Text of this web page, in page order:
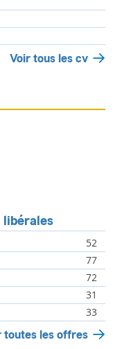
Voir tous les cv
52
77
72
31
33
toutes les offres